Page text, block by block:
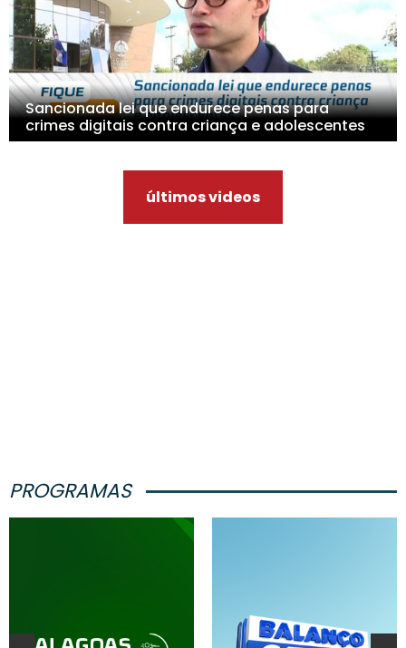
Sancionada lei que endurece penas para
crimes digitais contra criança e adolescentes
últimos videos
PROGRAMAS